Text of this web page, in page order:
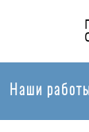
Наши работы